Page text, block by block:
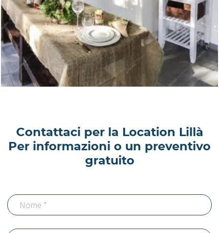
Contattaci per la Location Lillà
Per informazioni o un preventivo
gratuito